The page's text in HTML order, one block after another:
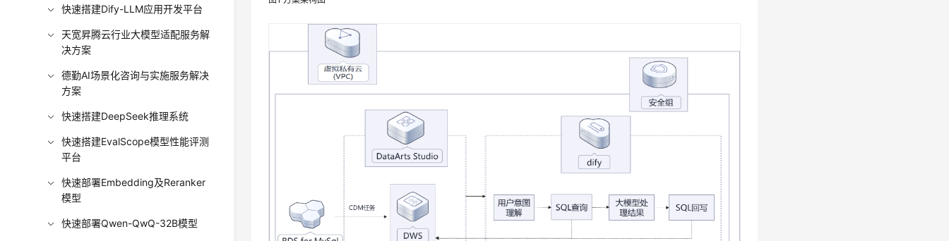
快速搭建Dify-LLM应用开发平台
天宽昇腾云行业大模型适配服务解
决方案
德勤AI场景化咨询与实施服务解决
方案
快速搭建DeepSeek推理系统
快速搭建EvalScope模型性能评测
平台
快速部署Embedding及Reranker
模型
快速部署Qwen-QwQ-32B模型